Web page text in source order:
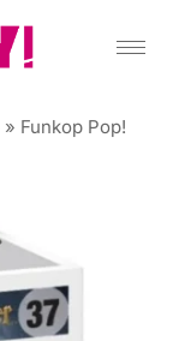
» Funkop Pop!